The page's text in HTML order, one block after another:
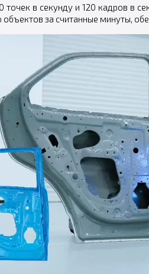
в секунду и 120 кадров в
за считанные минуты,